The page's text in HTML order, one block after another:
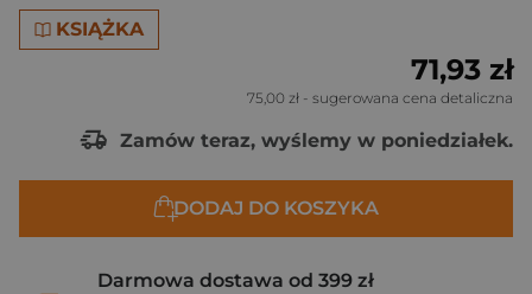
KSIĄŻKA
71,93 zł
75,00 zł - sugerowana cena detaliczna
Zamów teraz, wyślemy w poniedziałek.
DODAJ DO KOSZYKA
Darmowa dostawa od 399 zł